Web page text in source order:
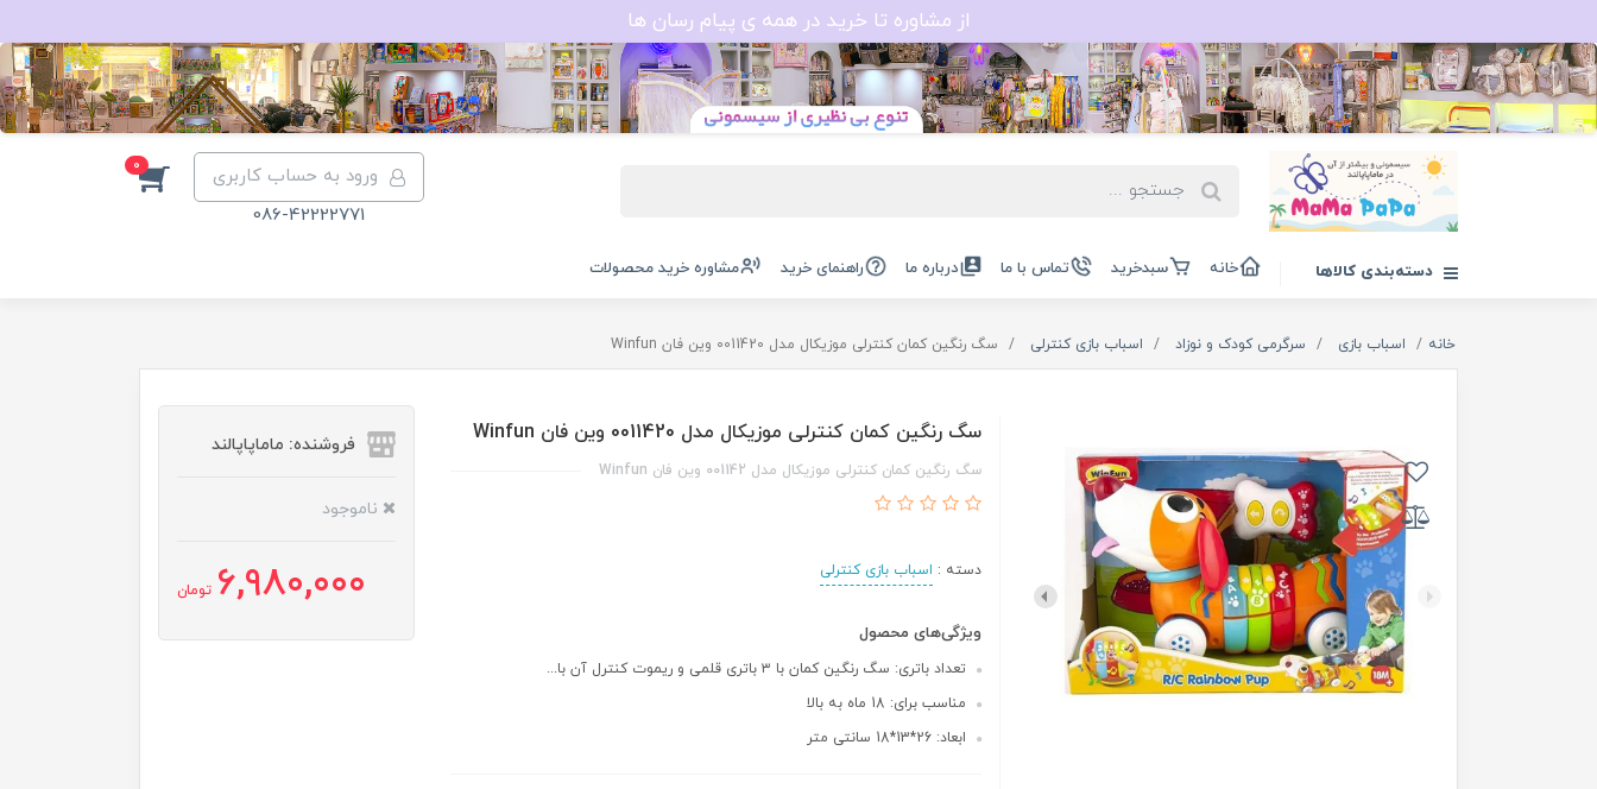
از مشاوره تا خرید در همه ی پیام رسان ها
ورود به حساب کاربری
086-42222771
0
دسته‌بندی کالاها خانه سبدخرید تماس با ما درباره ما راهنمای خرید مشاوره خرید محصولات
خانه اسباب بازی سرگرمی کودک و نوزاد اسباب بازی کنترلی سگ رنگین کمان کنترلی موزیکال مدل 0011420 وین فان Winfun
سگ رنگین کمان کنترلی موزیکال مدل 0011420 وین فان Winfun
سگ رنگین کمان کنترلی موزیکال مدل 001142 وین فان Winfun
دسته : اسباب بازی کنترلی
ویژگی‌های محصول
تعداد باتری: سگ رنگین کمان با ۳ باتری قلمی و ریموت کنترل آن با...
مناسب برای: 18 ماه به بالا
ابعاد: 26*13*18 سانتی متر
فروشنده: ماماپاپالند
ناموجود
6,980,000 تومان